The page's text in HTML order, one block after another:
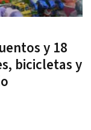
y 18
bicicletas y